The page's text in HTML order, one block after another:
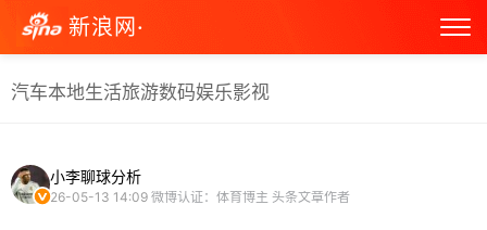
新浪网·
汽车本地生活旅游数码娱乐影视
小李聊球分析
26-05-13 14:09 微博认证：体育博主 头条文章作者